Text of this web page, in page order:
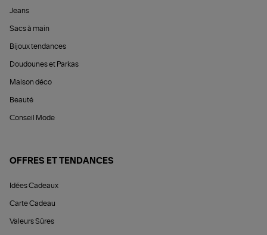
Jeans
Sacs à main
Bijoux tendances
Doudounes et Parkas
Maison déco
Beauté
Conseil Mode
OFFRES ET TENDANCES
Idées Cadeaux
Carte Cadeau
Valeurs Sûres